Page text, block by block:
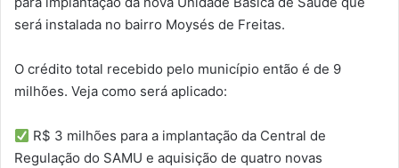
será instalada no bairro Moysés de Freitas.
O crédito total recebido pelo município então é de 9
milhões. Veja como será aplicado:
R$ 3 milhões para a implantação da Central de
Regulação do SAMU e aquisição de quatro novas